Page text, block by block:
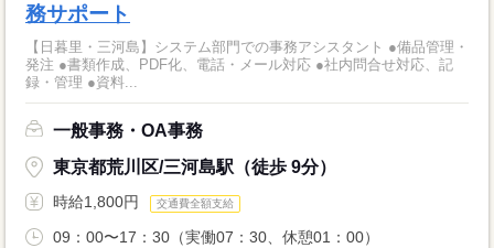
務サポート
【日暮里・三河島】システム部門での事務アシスタント ●備品管理・
発注 ●書類作成、PDF化、電話・メール対応 ●社内問合せ対応、記
録・管理 ●資料...
一般事務・OA事務
東京都荒川区/三河島駅（徒歩 9分）
時給1,800円 交通費全額支給
09：00〜17：30（実働07：30、休憩01：00）